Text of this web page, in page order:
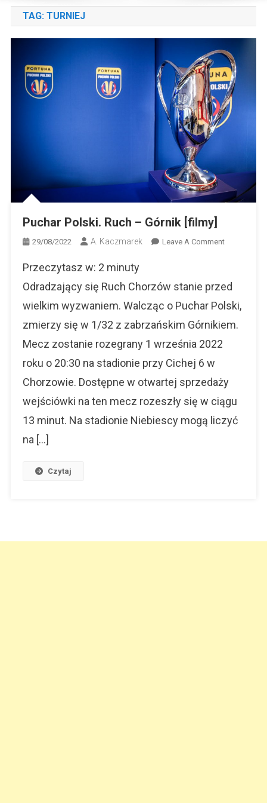
TAG: TURNIEJ
Puchar Polski. Ruch – Górnik [filmy]
29/08/2022 A. Kaczmarek Leave A CommentOn
Ruch
Górnik
[filmy]
Przeczytasz w: 2 minuty
Odradzający się Ruch Chorzów stanie przed
wielkim wyzwaniem. Walcząc o Puchar Polski,
zmierzy się w 1/32 z zabrzańskim Górnikiem.
Mecz zostanie rozegrany 1 września 2022
roku o 20:30 na stadionie przy Cichej 6 w
Chorzowie. Dostępne w otwartej sprzedaży
wejściówki na ten mecz rozeszły się w ciągu
13 minut. Na stadionie Niebiescy mogą liczyć
na […]
Czytaj